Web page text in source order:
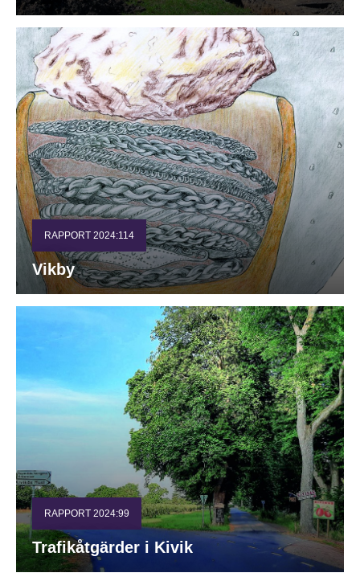
RAPPORT 2024:114
Vikby
RAPPORT 2024:99
Trafikåtgärder i Kivik